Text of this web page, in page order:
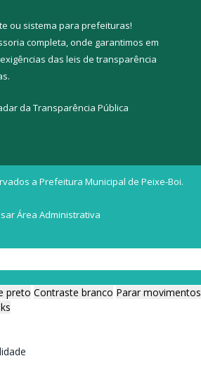
ou sistema para prefeituras!
completa, onde garantimos em
das leis de transparência
da Transparência Pública
a Prefeitura Municipal de Peixe-Boi.
Área Administrativa
preto Contraste branco Parar movimentos